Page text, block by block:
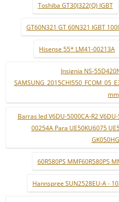
Toshiba GT30J322(Q) IGBT
GT60N321 GT 60N321 IGBT
Hisense 55* LM41-00213A
Insignia NS-
mm
Barras led V6DU-5000CA-R2
00254A Para UE50KU6075
60R580PS MMF60R580PS
Hannspree SUN2528EU-A -